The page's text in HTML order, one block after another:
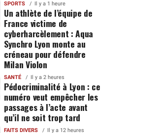
SPORTS Il y a 1 heure
Un athlète de l’équipe de
France victime de
cyberharcèlement : Aqua
Synchro Lyon monte au
créneau pour défendre
Milan Violon
SANTÉ Il y a 2 heures
Pédocriminalité à Lyon : ce
numéro veut empêcher les
passages à l’acte avant
qu’il ne soit trop tard
FAITS DIVERS Il y a 12 heures